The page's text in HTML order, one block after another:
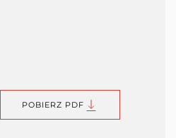
POBIERZ PDF